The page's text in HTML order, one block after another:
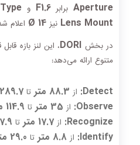
ApertureبرابرF1.6 و
Lens Mount نیز Ø 14 اعلام
در بخش DORI، این لنز بازه
متنوع ارائه می‌دهد:
Detect: از 88.3 متر تا289.7 متر
Observe: از 35 متر تا 114.9 متر
Recognize: از17.7 متر تا 57.9
Identify: از 8.8 متر تا 29.0 متر